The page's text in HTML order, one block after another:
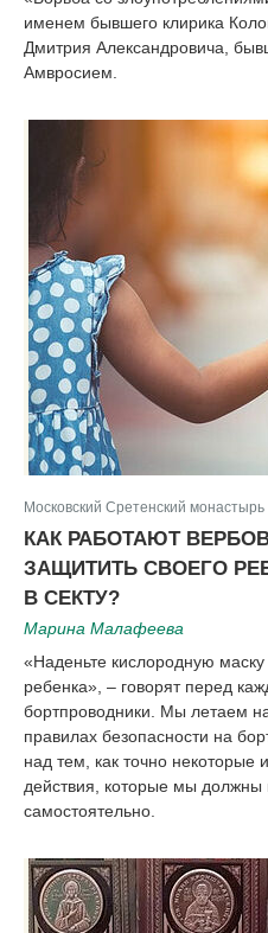
именем бывшего клирика
Дмитрия Александровича,
Амвросием.
Московский Сретенский монастырь
КАК РАБОТАЮТ
ЗАЩИТИТЬ СВОЕГО
В СЕКТУ?
Марина Малафеева
«Наденьте кислородную
ребенка», – говорят перед
бортпроводники. Мы летаем
правилах безопасности на
над тем, как точно некоторые
действия, которые мы
самостоятельно.